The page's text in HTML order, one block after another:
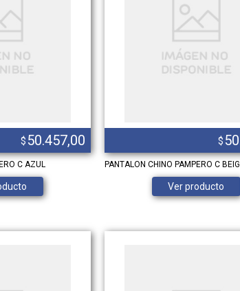
$ 50.457,00
C AZUL
$
PANTALON CHINO PAMPERO C
Ver producto